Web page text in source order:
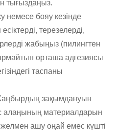
тығыздаңыз.
немесе бояу кезінде
терезелерді,
жабыңыз (пилингтен
орташа адгезиясы
таспаны
зақымдануын
алаңының материалдарын
ашу оңай емес күшті